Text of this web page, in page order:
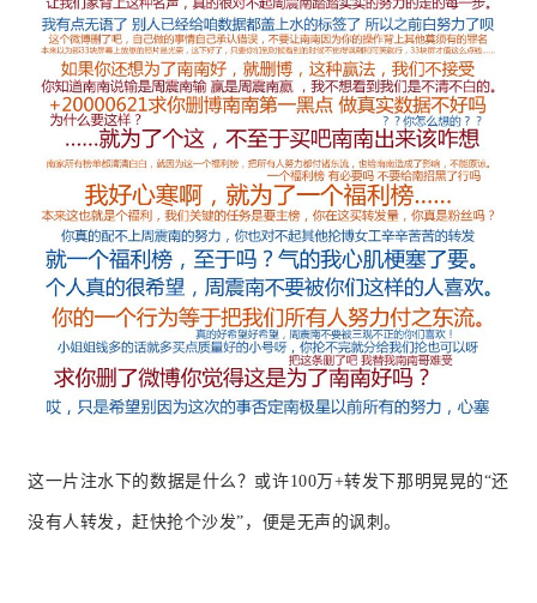
这一片注水下的数据是什么？或许100万+转发下那明晃晃的“还
没有人转发，赶快抢个沙发”，便是无声的讽刺。